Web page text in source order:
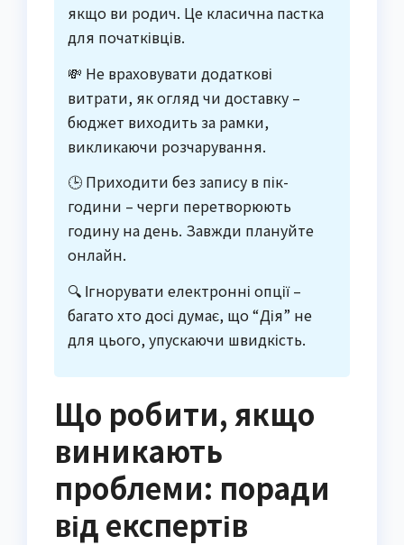
якщо ви родич. Це класична пастка
для початківців.
💸 Не враховувати додаткові
витрати, як огляд чи доставку –
бюджет виходить за рамки,
викликаючи розчарування.
🕒 Приходити без запису в пік-
години – черги перетворюють
годину на день. Завжди плануйте
онлайн.
🔍 Ігнорувати електронні опції –
багато хто досі думає, що “Дія” не
для цього, упускаючи швидкість.
Що робити, якщо
виникають
проблеми: поради
від експертів